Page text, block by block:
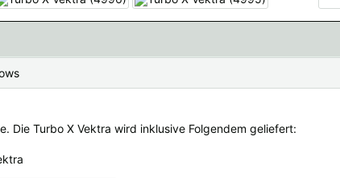
›
Die Turbo X Vektra wird inklusive Folgendem geliefert: